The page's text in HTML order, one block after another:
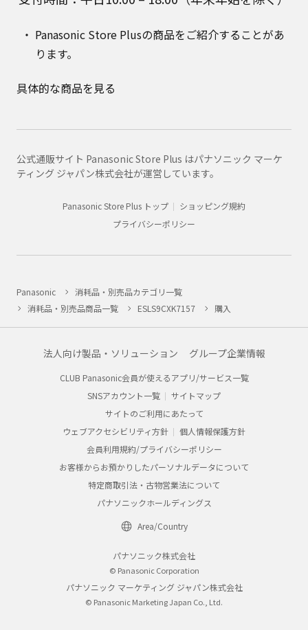
Panasonic Store Plusの商品をご紹介することがあ
ります。
具体的な商品を見る
公式通販サイト Panasonic Store Plus はパナソニック マーケ
ティング ジャパン株式会社が運営しています。
Panasonic Store Plus トップ
ショッピング規約
プライバシーポリシー
Panasonic
消耗品・別売品カテゴリ一覧
消耗品・別売品商品一覧
ESLS9CXK7157 購入
法人向け製品・ソリューション グループ企業情報
CLUB Panasonic会員が使えるアプリ/サービス一覧
SNSアカウント一覧
サイトマップ
サイトのご利用にあたって
ウェブアクセシビリティ方針
個人情報保護方針
会員利用規約/プライバシーポリシー
お客様からお預かりしたパーソナルデータについて
特定商取引法・古物営業法について
パナソニックホールディングス
Area/Country
パナソニック株式会社
© Panasonic Corporation
パナソニック マーケティング ジャパン株式会社
© Panasonic Marketing Japan Co., Ltd.